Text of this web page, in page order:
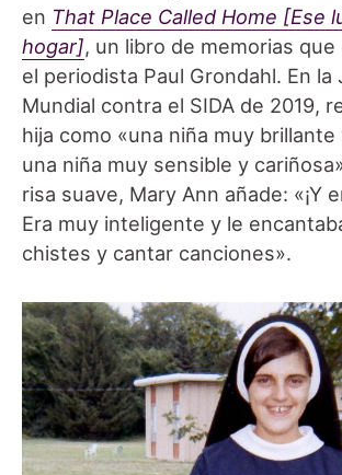
en That Place Called Home [Ese
hogar], un libro de memorias
el periodista Paul Grondahl. En la
Mundial contra el SIDA de 2019,
hija como «una niña muy brillante
una niña muy sensible y
risa suave, Mary Ann añade: «¡Y
Era muy inteligente y le
chistes y cantar canciones».